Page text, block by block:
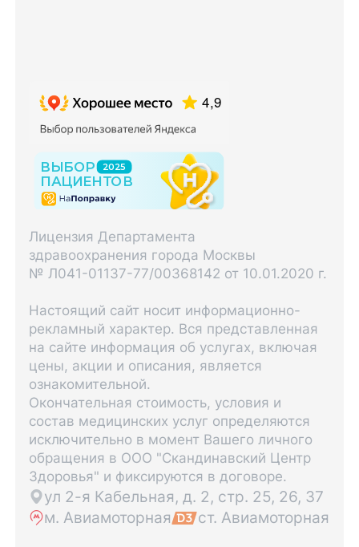
Лицензия Департамента
здравоохранения города Москвы
№ Л041-01137-77/00368142 от 10.01.2020 г.
Настоящий сайт носит информационно-
рекламный характер. Вся представленная
на сайте информация об услугах, включая
цены, акции и описания, является
ознакомительной.
Окончательная стоимость, условия и
состав медицинских услуг определяются
исключительно в момент Вашего личного
обращения в ООО "Скандинавский Центр
Здоровья" и фиксируются в договоре.
ул 2-я Кабельная, д. 2, стр. 25, 26, 37
м. Авиамоторная
ст. Авиамоторная